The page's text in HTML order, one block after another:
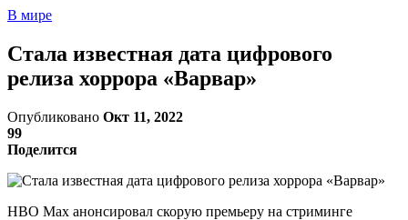
В мире
Стала известная дата цифрового
релиза хоррора «Варвар»
Опубликовано Окт 11, 2022
99
Поделится
HBO Max анонсировал скорую премьеру на стриминге